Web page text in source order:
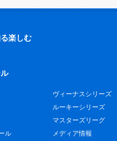
楽しむ
ル
ヴィーナスシリーズ
ルーキーシリーズ
マスターズリーグ
メディア情報